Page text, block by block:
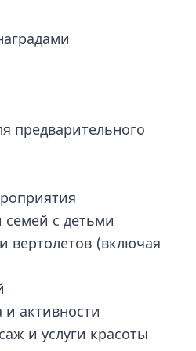
предварительного
с детьми
вертолетов (включая
активности
и услуги красоты